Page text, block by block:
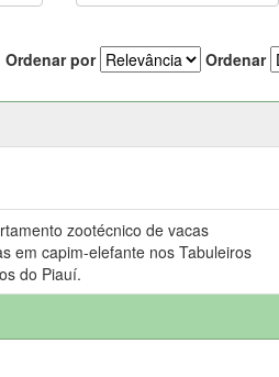
Ordenar por Ordenar
zootécnico de vacas
em capim-elefante nos Tabuleiros
do Piauí.